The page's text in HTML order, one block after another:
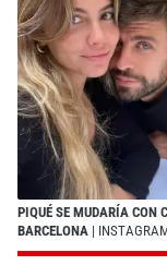
PIQUÉ SE MUDARÍA CON
BARCELONA |